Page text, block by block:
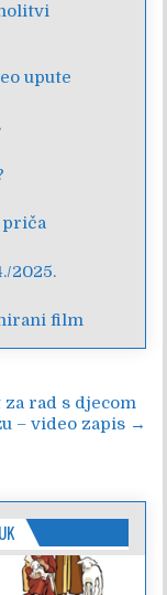
upute
priča
2025.
film
rad s djecom
– video zapis →